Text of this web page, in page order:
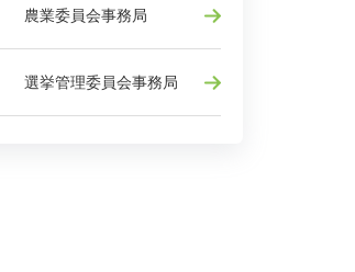
農業委員会事務局
選挙管理委員会事務局